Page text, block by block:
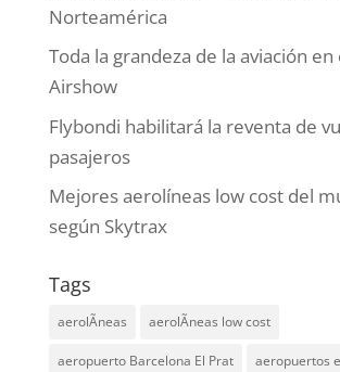
Norteamérica
Toda la grandeza de la aviación en
Airshow
Flybondi habilitará la reventa de
pasajeros
Mejores aerolíneas low cost del
según Skytrax
Tags
aerolÃ­neas aerolÃ­neas low cost
aeropuerto Barcelona El Prat aeropuertos